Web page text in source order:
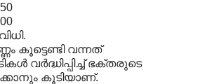
കൂട്ടെണ്ടി വന്നത്
വർദ്ധിപ്പിച്ച് ഭക്തരുടെ
കൂടിയാണ്.